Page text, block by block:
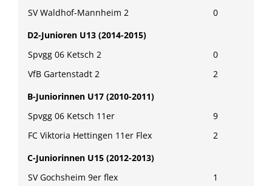
SV Waldhof-Mannheim 2
0
D2-Junioren U13 (2014-2015)
Spvgg 06 Ketsch 2
0
VfB Gartenstadt 2
2
B-Juniorinnen U17 (2010-2011)
Spvgg 06 Ketsch 11er
9
FC Viktoria Hettingen 11er Flex
2
C-Juniorinnen U15 (2012-2013)
SV Gochsheim 9er flex
1